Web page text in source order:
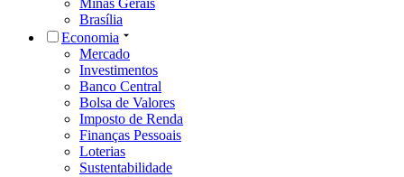
Minas Gerais
Brasília
Economia
Mercado
Investimentos
Banco Central
Bolsa de Valores
Imposto de Renda
Finanças Pessoais
Loterias
Sustentabilidade